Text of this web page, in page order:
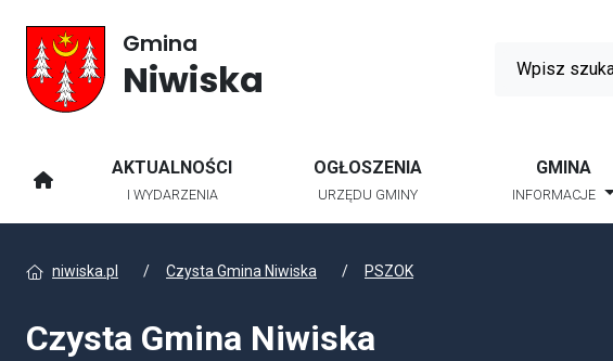
Gmina
Niwiska Wyszukiwarka
STRONA GŁÓWNA
AKTUALNOŚCI
I WYDARZENIA
OGŁOSZENIA
URZĘDU GMINY
GMINA
INFORMACJE
niwiska.pl Czysta Gmina Niwiska PSZOK
Czysta Gmina Niwiska